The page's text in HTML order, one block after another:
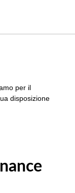
per il
disposizione